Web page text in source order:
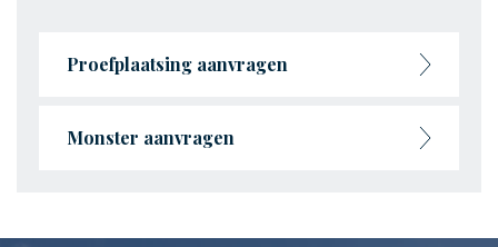
Proefplaatsing aanvragen
Monster aanvragen